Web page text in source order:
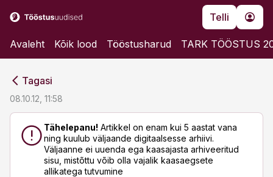
Telli
Avaleht Kõik lood Tööstusharud TARK TÖÖSTUS
Tagasi
08.10.12, 11:58
Tähelepanu! Artikkel on enam kui 5 aastat vana
ning kuulub väljaande digitaalsesse arhiivi.
Väljaanne ei uuenda ega kaasajasta arhiveeritud
sisu, mistõttu võib olla vajalik kaasaegsete
allikatega tutvumine